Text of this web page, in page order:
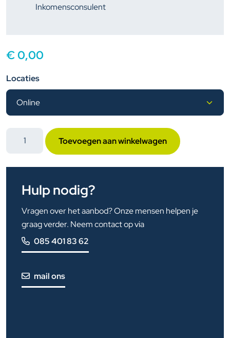
Inkomensconsulent
€0,00
Locaties
Domein:
Gratis
studieadvies
over
functies
Toevoegen aan winkelwagen
Hulp nodig?
Vragen over het aanbod? Onze mensen helpen je
graag verder. Neem contact op via
085 401 83 62
mail ons